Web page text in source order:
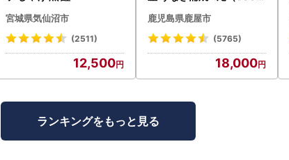
宮城県気仙沼市
(2511)
12,500
うなぎ 鰻 魚 惣菜 総菜
鹿児島県鹿屋市
(5765)
18,000
ランキングをもっと見る